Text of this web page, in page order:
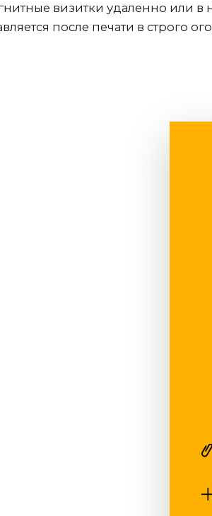
визитки удаленно или в
после печати в строго